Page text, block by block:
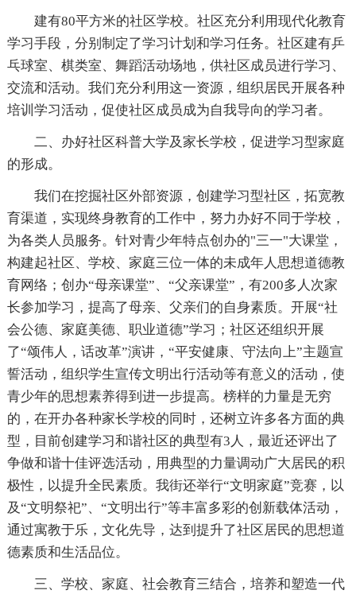
建有80平方米的社区学校。社区充分利用现代化教育
学习手段，分别制定了学习计划和学习任务。社区建有乒
乓球室、棋类室、舞蹈活动场地，供社区成员进行学习、
交流和活动。我们充分利用这一资源，组织居民开展各种
培训学习活动，促使社区成员成为自我导向的学习者。
二、办好社区科普大学及家长学校，促进学习型家庭
的形成。
我们在挖掘社区外部资源，创建学习型社区，拓宽教
育渠道，实现终身教育的工作中，努力办好不同于学校，
为各类人员服务。针对青少年特点创办的"三一"大课堂，
构建起社区、学校、家庭三位一体的未成年人思想道德教
育网络；创办“母亲课堂”、“父亲课堂”，有200多人次家
长参加学习，提高了母亲、父亲们的自身素质。开展“社
会公德、家庭美德、职业道德”学习；社区还组织开展
了“颂伟人，话改革”演讲，“平安健康、守法向上”主题宣
誓活动，组织学生宣传文明出行活动等有意义的活动，使
青少年的思想素养得到进一步提高。榜样的力量是无穷
的，在开办各种家长学校的同时，还树立许多各方面的典
型，目前创建学习和谐社区的典型有3人，最近还评出了
争做和谐十佳评选活动，用典型的力量调动广大居民的积
极性，以提升全民素质。我街还举行“文明家庭”竞赛，以
及“文明祭祀”、“文明出行”等丰富多彩的创新载体活动，
通过寓教于乐，文化先导，达到提升了社区居民的思想道
德素质和生活品位。
三、学校、家庭、社会教育三结合，培养和塑造一代